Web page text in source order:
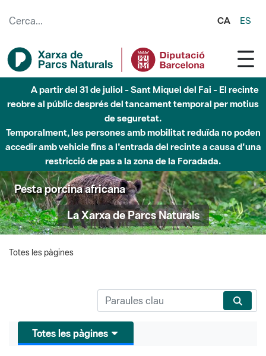
CA ES
A partir del 31 de juliol - Sant Miquel del Fai - El recinte
reobre al públic després del tancament temporal per motius
de seguretat.
Temporalment, les persones amb mobilitat reduïda no poden
accedir amb vehicle fins a l'entrada del recinte a causa d'una
restricció de pas a la zona de la Foradada.
Pesta porcina africana
La Xarxa de Parcs Naturals
Totes les pàgines
Totes les pàgines